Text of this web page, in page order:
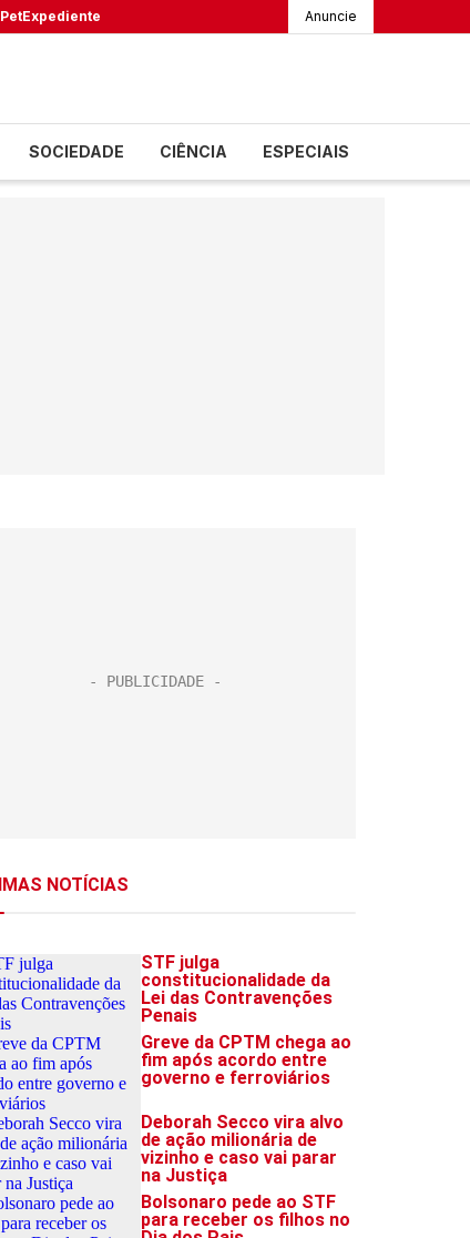
PetExpediente Anuncie
SOCIEDADE CIÊNCIA ESPECIAIS